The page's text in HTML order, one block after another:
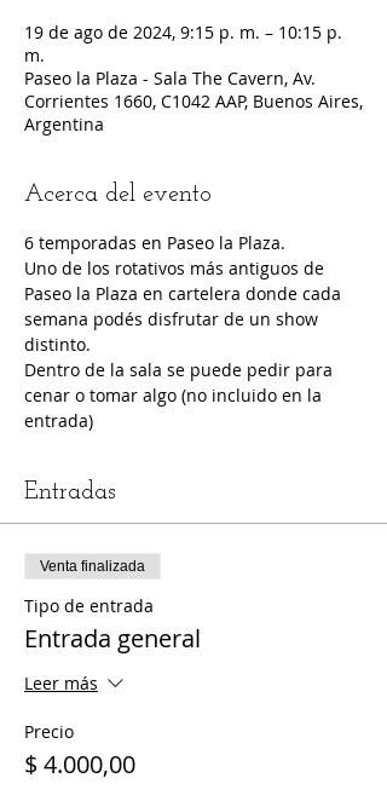
19 de ago de 2024, 9:15 p. m. – 10:15 p.
m.
Paseo la Plaza - Sala The Cavern, Av.
Corrientes 1660, C1042 AAP, Buenos Aires,
Argentina
Acerca del evento
6 temporadas en Paseo la Plaza.
Uno de los rotativos más antiguos de
Paseo la Plaza en cartelera donde cada
semana podés disfrutar de un show
distinto.
Dentro de la sala se puede pedir para
cenar o tomar algo (no incluido en la
entrada)
Entradas
Venta finalizada
Tipo de entrada
Entrada general
Leer más
Precio
$ 4.000,00